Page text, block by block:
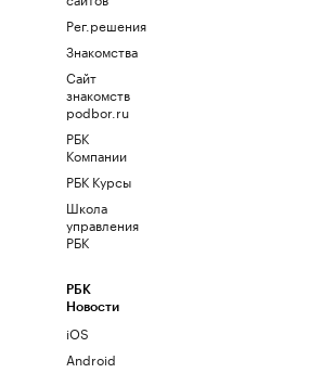
Рег.решения
Знакомства
Сайт
знакомств
podbor.ru
РБК
Компании
РБК Курсы
Школа
управления
РБК
РБК
Новости
iOS
Android